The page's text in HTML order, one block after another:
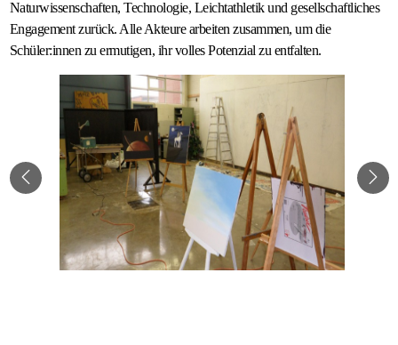
Gastfamilie
werden
Naturwissenschaften, Technologie, Leichtathletik und gesellschaftliches
Engagement zurück. Alle Akteure arbeiten zusammen, um die
Schüler:innen zu ermutigen, ihr volles Potenzial zu entfalten.